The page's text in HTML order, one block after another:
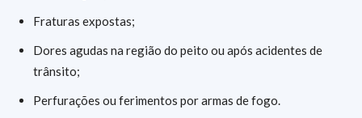
Fraturas expostas;
Dores agudas na região do peito ou após acidentes de
trânsito;
Perfurações ou ferimentos por armas de fogo.